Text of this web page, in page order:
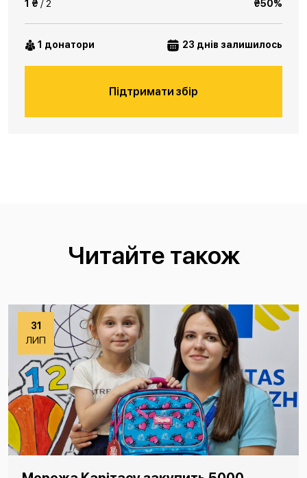
1 ₴ / 2 ₴50%
1 донатори 23 днів залишилось
Підтримати збір
Читайте також
31
ЛИП